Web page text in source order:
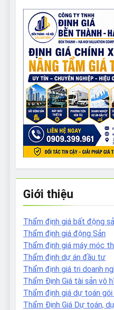
Giới thiệu
Thẩm định giá bất động
Thẩm định giá động Sản
Thẩm định giá máy móc
Thẩm định dự án đầu tư
Thẩm định giá tri doanh
Thẩm Định Giá tài sản vô
Thẩm định giá dự toán
Thẩm Định Giá Dự toán,